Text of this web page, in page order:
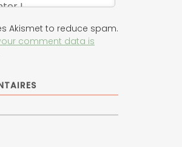
Akismet to reduce spam.
comment data is